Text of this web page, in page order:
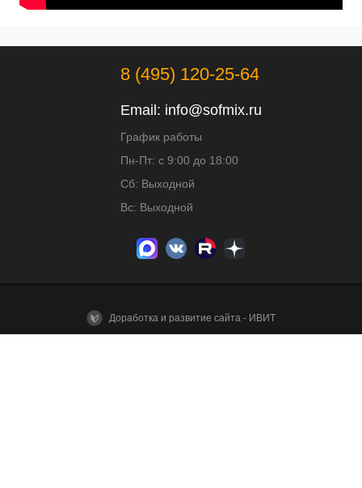
8 (495) 120-25-64
Email: info@sofmix.ru
График работы
Пн-Пт: с 9:00 до 18:00
Сб: Выходной
Вс: Выходной
Доработка и развитие сайта - ИВИТ